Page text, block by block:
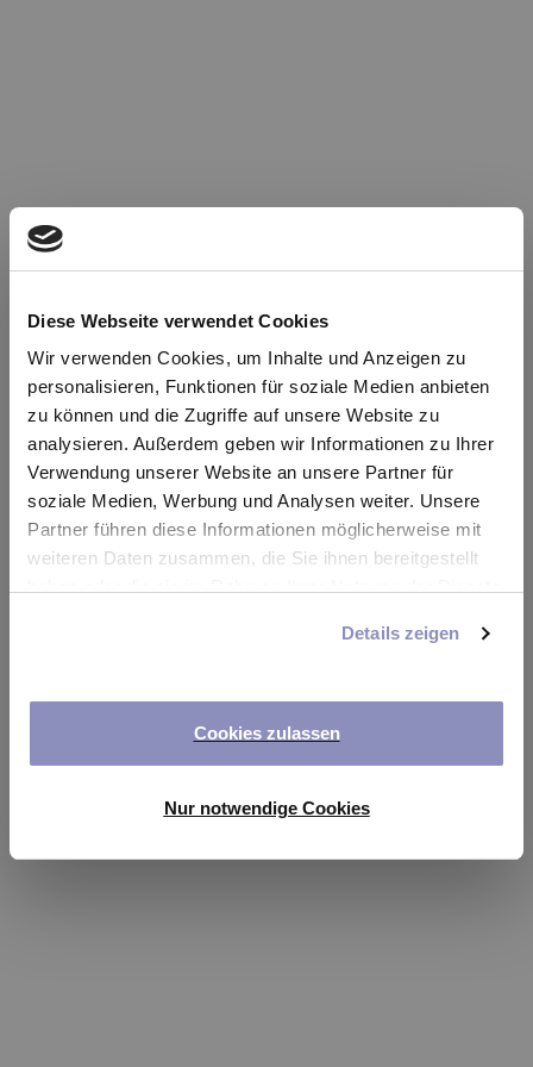
Diese Webseite verwendet Cookies
Wir verwenden Cookies, um Inhalte und Anzeigen zu
personalisieren, Funktionen für soziale Medien anbieten
zu können und die Zugriffe auf unsere Website zu
analysieren. Außerdem geben wir Informationen zu Ihrer
Verwendung unserer Website an unsere Partner für
soziale Medien, Werbung und Analysen weiter. Unsere
Partner führen diese Informationen möglicherweise mit
weiteren Daten zusammen, die Sie ihnen bereitgestellt
anpassen oder widerrufen. Weitere Details hierzu finden
Details zeigen
Cookies zulassen
Nur notwendige Cookies
Oops!
Something went wrong. Please try refreshing the
app
Refresh